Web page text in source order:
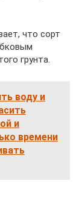
что сорт
грунта.
воду и
и
времени